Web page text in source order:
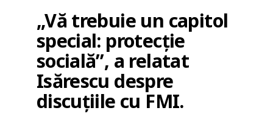
„Vă trebuie un capitol
special: protecție
socială”, a relatat
Isărescu despre
discuțiile cu FMI.